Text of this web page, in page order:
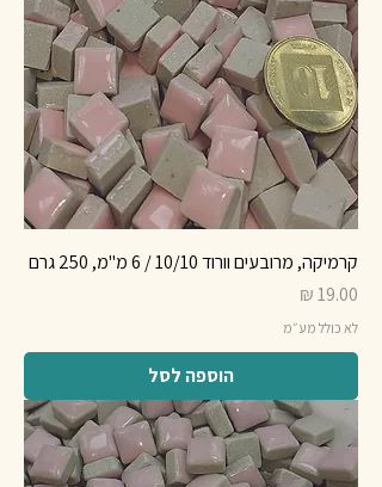
קרמיקה, מרובעים וורוד 10/10 / 6 מ"מ, 250 גרם
מחיר
לא כולל מע״מ
הוספה לסל